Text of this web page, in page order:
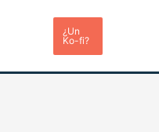
¿Un
Ko-fi?